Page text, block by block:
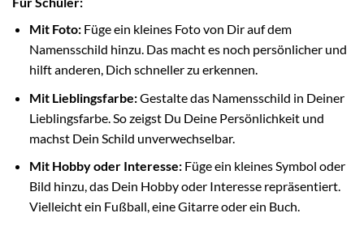
Mit Foto:Füge ein kleines Foto von Dir auf dem
Namensschild hinzu. Das macht es noch persönlicher und
hilft anderen, Dich schneller zu erkennen.
Mit Lieblingsfarbe:Gestalte das Namensschild in Deiner
Lieblingsfarbe. So zeigst Du Deine Persönlichkeit und
machst Dein Schild unverwechselbar.
Mit Hobby oder Interesse:Füge ein kleines Symbol oder
Bild hinzu, das Dein Hobby oder Interesse repräsentiert.
Vielleicht ein Fußball, eine Gitarre oder ein Buch.